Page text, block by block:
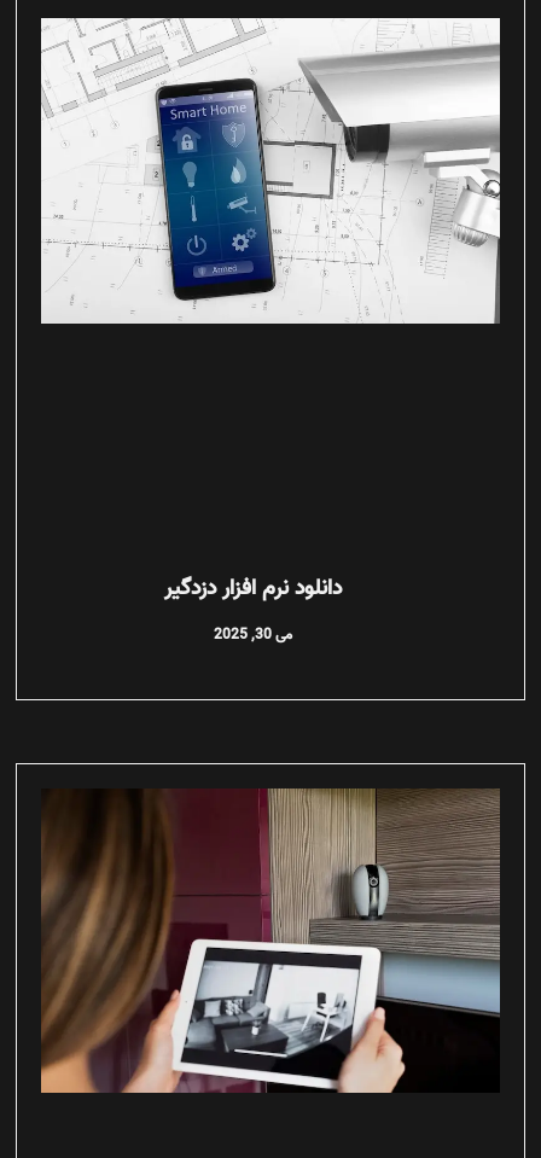
دانلود نرم افزار دزدگیر
می 30, 2025